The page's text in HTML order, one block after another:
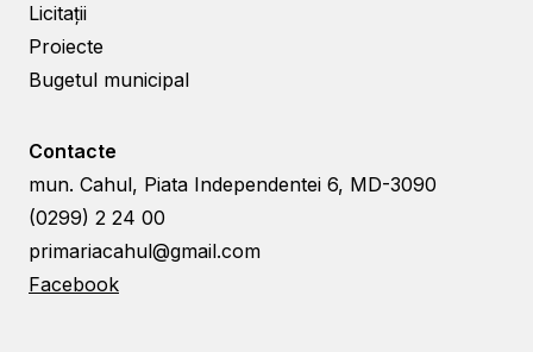
Licitații
Proiecte
Bugetul municipal
Contacte
mun. Cahul, Piata Independentei 6, MD-3090
(0299) 2 24 00
primariacahul@gmail.com
Facebook